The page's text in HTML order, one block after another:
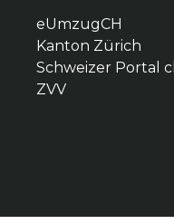
eUmzugCH
Kanton Zürich
Schweizer Portal
ZVV